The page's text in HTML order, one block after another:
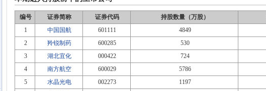
编号 证券简称 证券代码 持股数量（万股）
1
中国国航 601111 4849
2
羚锐制药 600285 530
3
湖北宜化 000422 724
4
南方航空 600029 5786
5
水晶光电 002273 1197